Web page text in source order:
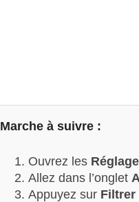
Marche à suivre :
Ouvrez les
Allez dans l’onglet
Appuyez sur Filtrer